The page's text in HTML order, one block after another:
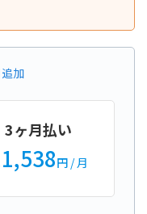
追加
3ヶ月払い
円/ 月